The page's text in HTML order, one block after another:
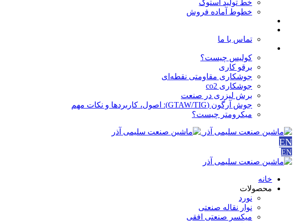
خط تولید استوک
خطوط آماده فروش
تماس با ما
کولیس چیست؟
برقو کاری
جوشکاری مقاومتی نقطه‌ای
جوشکاری co2
برش لیزری در صنعت
جوش آرگون (GTAW/TIG): اصول، کاربردها و نکات مهم
میکرومتر چیست؟
EN
EN
خانه
محصولات
نورد
نوار نقاله صنعتی
ميكسر صنعتی افقی